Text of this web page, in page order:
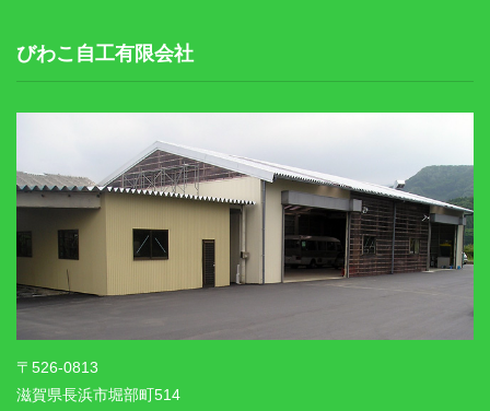
びわこ自工有限会社
〒526-0813
滋賀県長浜市堀部町514